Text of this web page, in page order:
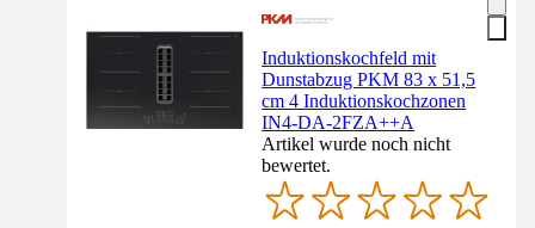
Induktionskochfeld mit
Dunstabzug PKM 83 x 51,5
cm 4 Induktionskochzonen
IN4-DA-2FZA++A
Artikel wurde noch nicht
bewertet.